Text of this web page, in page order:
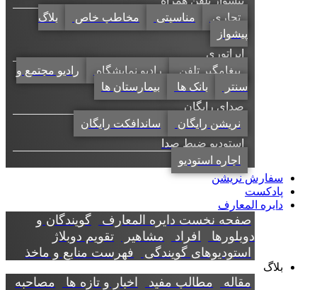
تجاری
مناسبتی مخاطب خاص
بلاگ
پیشواز
اپراتوری
پیغامگیر تلفن
رادیو نمایشگاه
رادیو مجتمع و
سنتر
بانک ها
بیمارستان ها
صدای رایگان
نریشن رایگان
ساندافکت رایگان
استودیو ضبط صدا
اجاره استودیو
سفارش نریشن
پادکست
دایره المعارف
صفحه نخست دایره المعارف گویندگان و
دوبلورها
افراد مشاهیر تقویم دوبلاژ
استودیوهای گویندگی فهرست منابع و ماخذ
بلاگ
مقاله مطالب مفید اخبار و تازه ها
مصاحبه